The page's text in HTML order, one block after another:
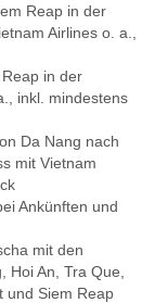
Reap in der
Airlines o. a.,
in der
inkl. mindestens
Da Nang nach
mit Vietnam
Ankünften und
mit den
Hoi An, Tra Que,
und Siem Reap